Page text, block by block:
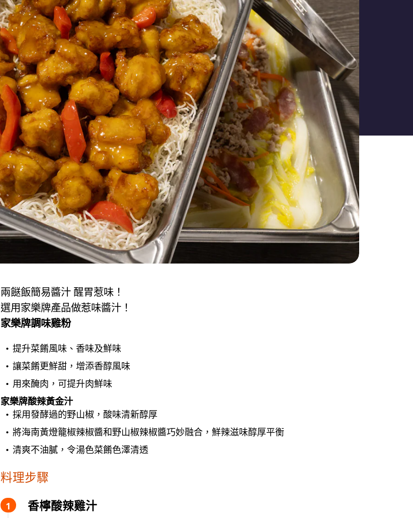
提
交
评
级
兩餸飯簡易醬汁 醒胃惹味！
選用家樂牌產品做惹味醬汁！
家樂牌調味雞粉
提升菜餚風味、香味及鮮味
讓菜餚更鮮甜，增添香醇風味
用來醃肉，可提升肉鮮味
家樂牌酸辣黃金汁
採用發酵過的野山椒，酸味清新醇厚
將海南黃燈籠椒辣椒醬和野山椒辣椒醬巧妙融合，鮮辣滋味醇厚平衡
清爽不油膩，令湯色菜餚色澤清透
料理步驟
香檸酸辣雞汁